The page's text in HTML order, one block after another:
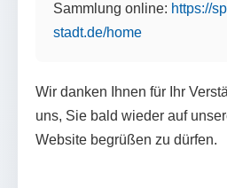
Sammlung online: https://
stadt.de/home
Wir danken Ihnen für Ihr
uns, Sie bald wieder auf
Website begrüßen zu dürfen.